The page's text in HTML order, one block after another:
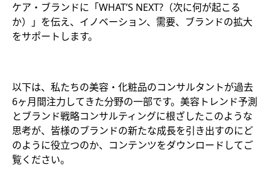
ケア・ブランドに「WHAT’S NEXT?（次に何が起こる
か）」を伝え、イノベーション、需要、ブランドの拡大
をサポートします。
以下は、私たちの美容・化粧品のコンサルタントが過去
6ヶ月間注力してきた分野の一部です。美容トレンド予測
とブランド戦略コンサルティングに根ざしたこのような
思考が、皆様のブランドの新たな成長を引き出すのにど
のように役立つのか、コンテンツをダウンロードしてご
覧ください。